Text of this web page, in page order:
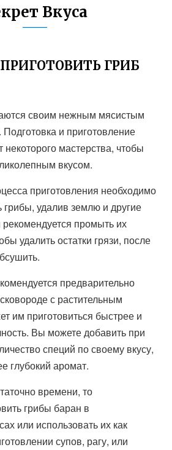
Вкуса
ГРИБ
своим нежным мясистым
и приготовление
некоторого мастерства, чтобы
вкусом.
приготовления необходимо
грибы, удалив землю и другие
промыть их
удалить остатки грязи, после
предварительно
с растительным
им приготовиться быстрее и
Вы можете добавить при
специй по своему вкусу,
глубокий аромат.
времени, то
грибы баран в
или использовать их как
супов, рагу, или